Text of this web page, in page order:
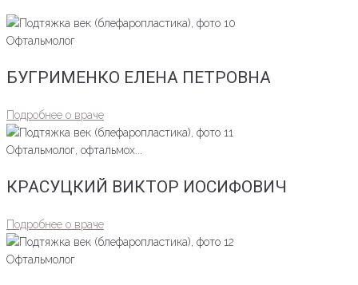
Офтальмолог
БУГРИМЕНКО ЕЛЕНА ПЕТРОВНА
Подробнее о враче
Офтальмолог, офтальмох...
КРАСУЦКИЙ ВИКТОР ИОСИФОВИЧ
Подробнее о враче
Офтальмолог